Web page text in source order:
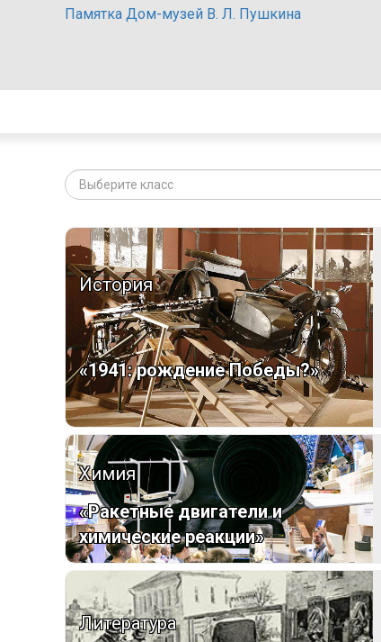
Памятка Дом-музей В. Л. Пушкина
Выберите класс
История
«1941: рождение Победы?»
Химия
«Ракетные двигатели и
химические реакции»
Литература